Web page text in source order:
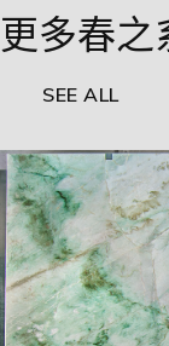
更多春之
SEE ALL